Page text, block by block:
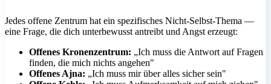
Jedes offene Zentrum hat ein spezifisches Nicht-Selbst-Thema —
eine Frage, die dich unterbewusst antreibt und Angst erzeugt:
Offenes Kronenzentrum: „Ich muss die Antwort auf Fragen
finden, die mich nichts angehen"
Offenes Ajna: „Ich muss mir über alles sicher sein"